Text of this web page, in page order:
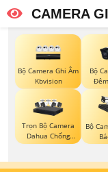
CAMERA
Bộ Camera Ghi Âm
Kbvision
Bộ
Trọn Bộ Camera
Dahua Chống
Trộm
Bộ